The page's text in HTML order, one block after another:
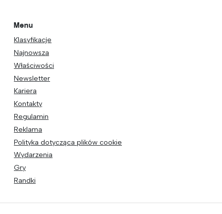
Menu
Klasyfikacje
Najnowsza
Właściwości
Newsletter
Kariera
Kontakty
Regulamin
Reklama
Polityka dotycząca plików cookie
Wydarzenia
Gry
Randki